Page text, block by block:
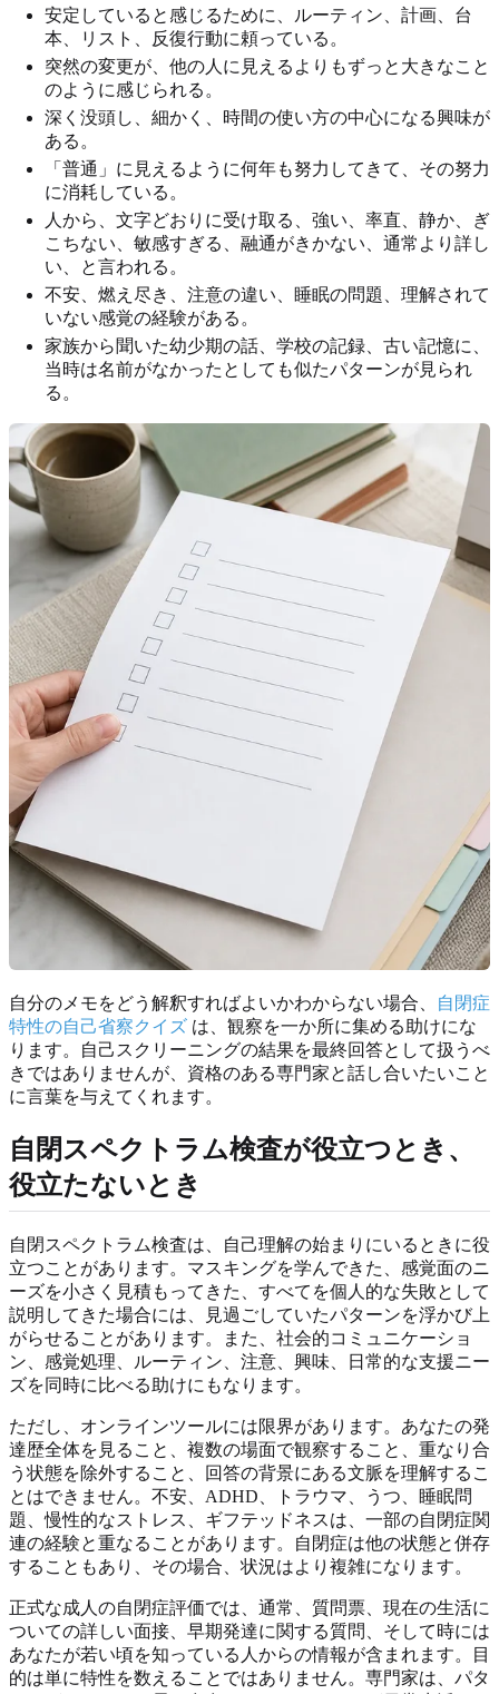
安定していると感じるために、ルーティン、計画、台
本、リスト、反復行動に頼っている。
突然の変更が、他の人に見えるよりもずっと大きなこと
のように感じられる。
深く没頭し、細かく、時間の使い方の中心になる興味が
ある。
「普通」に見えるように何年も努力してきて、その努力
に消耗している。
人から、文字どおりに受け取る、強い、率直、静か、ぎ
こちない、敏感すぎる、融通がきかない、通常より詳し
い、と言われる。
不安、燃え尽き、注意の違い、睡眠の問題、理解されて
いない感覚の経験がある。
家族から聞いた幼少期の話、学校の記録、古い記憶に、
当時は名前がなかったとしても似たパターンが見られ
る。
自分のメモをどう解釈すればよいかわからない場合、
自閉症
特性の自己省察クイズ は、観察を一か所に集める助けにな
ります。自己スクリーニングの結果を最終回答として扱うべ
きではありませんが、資格のある専門家と話し合いたいこと
に言葉を与えてくれます。
自閉スペクトラム検査が役立つとき、
役立たないとき
自閉スペクトラム検査は、自己理解の始まりにいるときに役
立つことがあります。マスキングを学んできた、感覚面のニ
ーズを小さく見積もってきた、すべてを個人的な失敗として
説明してきた場合には、見過ごしていたパターンを浮かび上
がらせることがあります。また、社会的コミュニケーショ
ン、感覚処理、ルーティン、注意、興味、日常的な支援ニー
ズを同時に比べる助けにもなります。
ただし、オンラインツールには限界があります。あなたの発
達歴全体を見ること、複数の場面で観察すること、重なり合
う状態を除外すること、回答の背景にある文脈を理解するこ
とはできません。不安、ADHD、トラウマ、うつ、睡眠問
題、慢性的なストレス、ギフテッドネスは、一部の自閉症関
連の経験と重なることがあります。自閉症は他の状態と併存
することもあり、その場合、状況はより複雑になります。
正式な成人の自閉症評価では、通常、質問票、現在の生活に
ついての詳しい面接、早期発達に関する質問、そして時には
あなたが若い頃を知っている人からの情報が含まれます。目
的は単に特性を数えることではありません。専門家は、パタ